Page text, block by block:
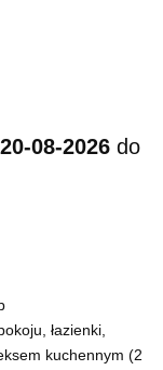
20-08-2026 do
łazienki,
kuchennym (2